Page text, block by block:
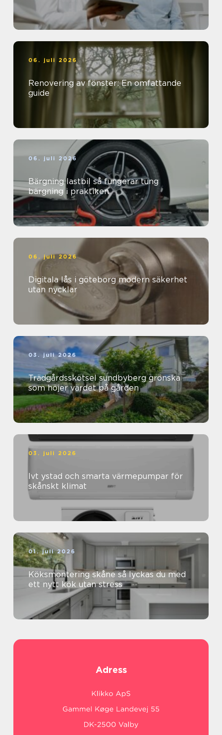
06. juli 2026
Renovering av fönster: En omfattande
guide
06. juli 2026
Bärgning lastbil så fungerar tung
bärgning i praktiken
06. juli 2026
Digitala lås i göteborg modern säkerhet
utan nycklar
03. juli 2026
Trädgårdsskötsel sundbyberg grönska
som höjer värdet på gården
03. juli 2026
Ivt ystad och smarta värmepumpar för
skånskt klimat
01. juli 2026
Köksmontering skåne så lyckas du med
ett nytt kök utan stress
Adress